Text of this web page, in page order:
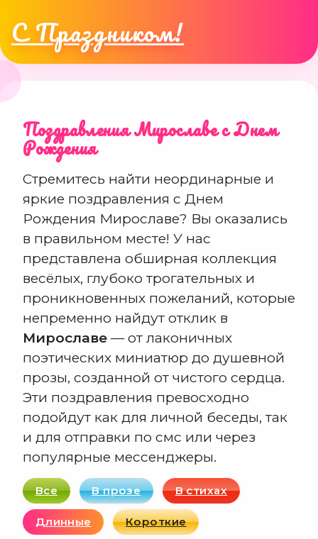
С Праздником!
Поздравления Мирославе с Днем
Рождения
Стремитесь найти неординарные и
яркие поздравления с Днем
Рождения Мирославе? Вы оказались
в правильном месте! У нас
представлена обширная коллекция
весёлых, глубоко трогательных и
проникновенных пожеланий, которые
непременно найдут отклик в
Мирославе — от лаконичных
поэтических миниатюр до душевной
прозы, созданной от чистого сердца.
Эти поздравления превосходно
подойдут как для личной беседы, так
и для отправки по смс или через
популярные мессенджеры.
Все В прозе В стихах
Длинные Короткие